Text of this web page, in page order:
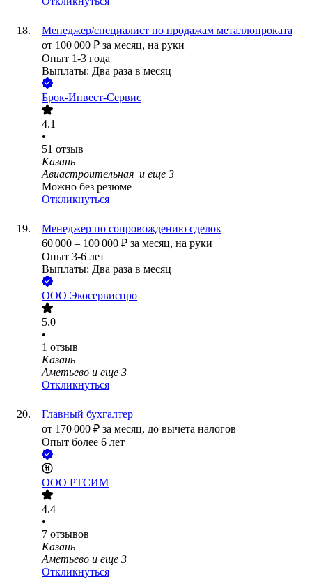
Менеджер/специалист по продажам металлопроката
от 100 000 ₽ за месяц, на руки
Опыт 1-3 года
Выплаты: Два раза в месяц
Брок-Инвест-Сервис
4.1
•
51 отзыв
Казань
Авиастроительная и еще 3
Можно без резюме
Откликнуться
Менеджер по сопровождению сделок
60 000 – 100 000 ₽ за месяц, на руки
Опыт 3-6 лет
Выплаты: Два раза в месяц
ООО Экосервиспро
5.0
•
1 отзыв
Казань
Аметьево и еще 3
Откликнуться
Главный бухгалтер
от 170 000 ₽ за месяц, до вычета налогов
Опыт более 6 лет
ООО РТСИМ
4.4
•
7 отзывов
Казань
Аметьево и еще 3
Откликнуться